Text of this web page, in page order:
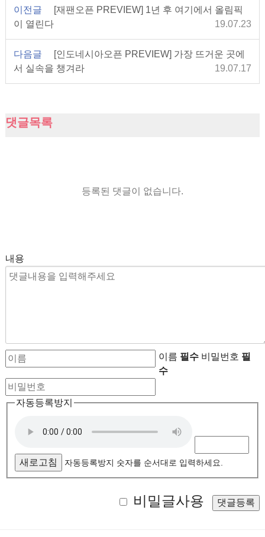
이전글
[재팬오픈 PREVIEW] 1년 후 여기에서 올림픽
이 열린다
19.07.23
다음글
[인도네시아오픈 PREVIEW] 가장 뜨거운 곳에
서 실속을 챙겨라
19.07.17
댓글목록
등록된 댓글이 없습니다.
내용
이름 필수 비밀번호 필
수
자동등록방지
새로고침 자동등록방지 숫자를 순서대로 입력하세요.
비밀글사용